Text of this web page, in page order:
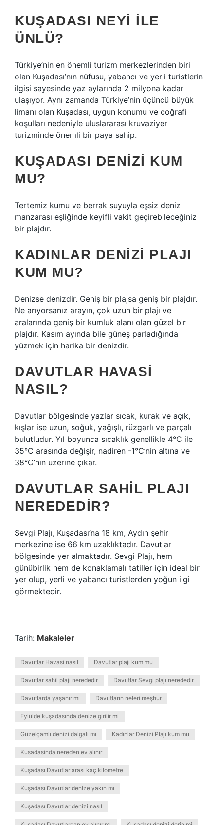
KUŞADASI NEYI ILE
ÜNLÜ?
Türkiye’nin en önemli turizm merkezlerinden biri
olan Kuşadası’nın nüfusu, yabancı ve yerli turistlerin
ilgisi sayesinde yaz aylarında 2 milyona kadar
ulaşıyor. Aynı zamanda Türkiye’nin üçüncü büyük
limanı olan Kuşadası, uygun konumu ve coğrafi
koşulları nedeniyle uluslararası kruvaziyer
turizminde önemli bir paya sahip.
KUŞADASI DENIZI KUM
MU?
Tertemiz kumu ve berrak suyuyla eşsiz deniz
manzarası eşliğinde keyifli vakit geçirebileceğiniz
bir plajdır.
KADINLAR DENIZI PLAJI
KUM MU?
Denizse denizdir. Geniş bir plajsa geniş bir plajdır.
Ne arıyorsanız arayın, çok uzun bir plajı ve
aralarında geniş bir kumluk alanı olan güzel bir
plajdır. Kasım ayında bile güneş parladığında
yüzmek için harika bir denizdir.
DAVUTLAR HAVASI
NASIL?
Davutlar bölgesinde yazlar sıcak, kurak ve açık,
kışlar ise uzun, soğuk, yağışlı, rüzgarlı ve parçalı
bulutludur. Yıl boyunca sıcaklık genellikle 4°C ile
35°C arasında değişir, nadiren -1°C’nin altına ve
38°C’nin üzerine çıkar.
DAVUTLAR SAHIL PLAJI
NEREDEDIR?
Sevgi Plajı, Kuşadası’na 18 km, Aydın şehir
merkezine ise 66 km uzaklıktadır. Davutlar
bölgesinde yer almaktadır. Sevgi Plajı, hem
günübirlik hem de konaklamalı tatiller için ideal bir
yer olup, yerli ve yabancı turistlerden yoğun ilgi
görmektedir.
Tarih: Makaleler
Davutlar Havasi nasıl Davutlar plajı kum mu
Davutlar sahil plajı nerededir Davutlar Sevgi plajı nerededir
Davutlarda yaşanır mı Davutların neleri meşhur
Eylülde kuşadasında denize girilir mi
Güzelçamlı denizi dalgalı mı Kadınlar Denizi Plajı kum mu
Kusadasinda nereden ev alınır
Kuşadası Davutlar arası kaç kilometre
Kuşadası Davutlar denize yakın mı
Kuşadası Davutlar denizi nasıl